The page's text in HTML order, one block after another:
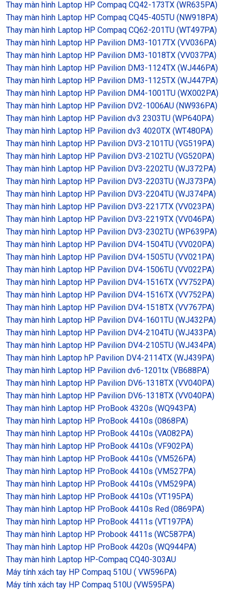
Thay màn hình Laptop HP Compaq CQ42-173TX (WR635PA)
Thay màn hình Laptop HP Compaq CQ45-405TU (NW918PA)
Thay màn hình Laptop HP Compaq CQ62-201TU (WT497PA)
Thay màn hình Laptop HP Pavilion DM3-1017TX (VV036PA)
Thay màn hình Laptop HP Pavilion DM3-1018TX (VV037PA)
Thay màn hình Laptop HP Pavilion DM3-1124TX (WJ446PA)
Thay màn hình Laptop HP Pavilion DM3-1125TX (WJ447PA)
Thay màn hình Laptop HP Pavilion DM4-1001TU (WX002PA)
Thay màn hình Laptop HP Pavilion DV2-1006AU (NW936PA)
Thay màn hình Laptop HP Pavilion dv3 2303TU (WP640PA)
Thay màn hình Laptop HP Pavilion dv3 4020TX (WT480PA)
Thay màn hình Laptop HP Pavilion DV3-2101TU (VG519PA)
Thay màn hình Laptop HP Pavilion DV3-2102TU (VG520PA)
Thay màn hình Laptop HP Pavilion DV3-2202TU (WJ372PA)
Thay màn hình Laptop HP Pavilion DV3-2203TU (WJ373PA)
Thay màn hình Laptop HP Pavilion DV3-2204TU (WJ374PA)
Thay màn hình Laptop HP Pavilion DV3-2217TX (VV023PA)
Thay màn hình Laptop HP Pavilion DV3-2219TX (VV046PA)
Thay màn hình Laptop HP Pavilion DV3-2302TU (WP639PA)
Thay màn hình Laptop HP Pavilion DV4-1504TU (VV020PA)
Thay màn hình Laptop HP Pavilion DV4-1505TU (VV021PA)
Thay màn hình Laptop HP Pavilion DV4-1506TU (VV022PA)
Thay màn hình Laptop HP Pavilion DV4-1516TX (VV752PA)
Thay màn hình Laptop HP Pavilion DV4-1516TX (VV752PA)
Thay màn hình Laptop HP Pavilion DV4-1518TX (VV767PA)
Thay màn hình Laptop HP Pavilion DV4-1601TU (WJ432PA)
Thay màn hình Laptop HP Pavilion DV4-2104TU (WJ433PA)
Thay màn hình Laptop HP Pavilion DV4-2105TU (WJ434PA)
Thay màn hình Laptop hP Pavilion DV4-2114TX (WJ439PA)
Thay màn hình Laptop HP Pavilion dv6-1201tx (VB688PA)
Thay màn hình Laptop HP Pavilion DV6-1318TX (VV040PA)
Thay màn hình Laptop HP Pavilion DV6-1318TX (VV040PA)
Thay màn hình Laptop HP ProBook 4320s (WQ943PA)
Thay màn hình Laptop HP ProBook 4410s (0868PA)
Thay màn hình Laptop HP ProBook 4410s (VA082PA)
Thay màn hình Laptop HP ProBook 4410s (VF902PA)
Thay màn hình Laptop HP ProBook 4410s (VM526PA)
Thay màn hình Laptop HP ProBook 4410s (VM527PA)
Thay màn hình Laptop HP ProBook 4410s (VM529PA)
Thay màn hình Laptop HP ProBook 4410s (VT195PA)
Thay màn hình Laptop HP ProBook 4410s Red (0869PA)
Thay màn hình Laptop HP ProBook 4411s (VT197PA)
Thay màn hình Laptop HP Probook 4411s (WC587PA)
Thay màn hình Laptop HP ProBook 4420s (WQ944PA)
Thay màn hình Laptop HP-Compaq CQ40-303AU
Máy tính xách tay HP Compaq 510U ( VW596PA)
Máy tính xách tay HP Compaq 510U (VW595PA)